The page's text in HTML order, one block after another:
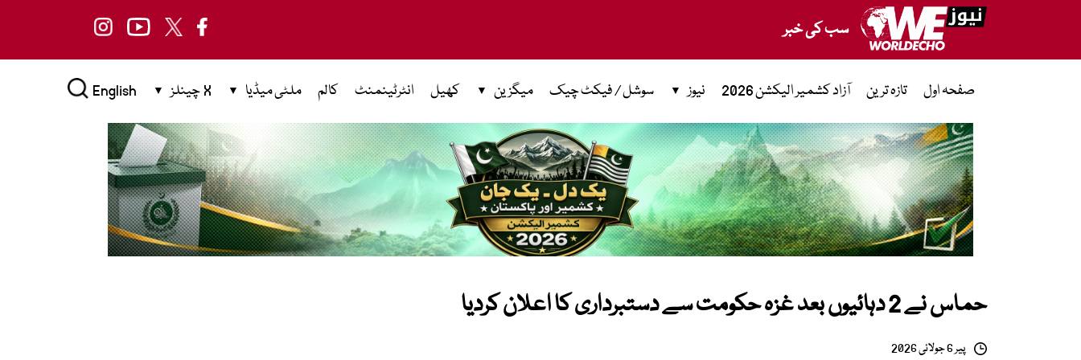
سب کی خبر
صفحہ اول تازہ ترین آزاد کشمیر الیکشن 2026 نیوز سوشل / فیکٹ چیک میگزین کھیل انٹرٹینمنٹ کالم ملٹی میڈیا X چینلز English
حماس نے 2 دہائیوں بعد غزہ حکومت سے دستبرداری کا اعلان کردیا
پیر 6 جولائی 2026